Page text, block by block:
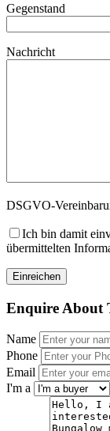
Gegenstand
Nachricht
DSGVO-
Ich bin damit
übermittelten
Enquire About
Name
Phone
Email
I'm a